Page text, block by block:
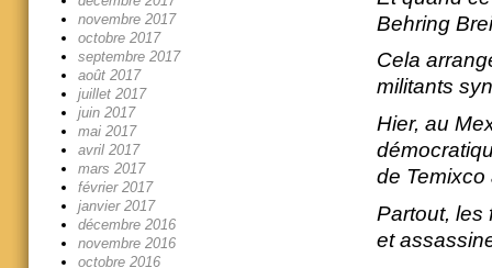
Behring
Cela
militants
Hier, au
de
Partout, les
et
novembre 2017
octobre 2017
septembre 2017
août 2017
juillet 2017
juin 2017
mai 2017
avril 2017
mars 2017
février 2017
janvier 2017
décembre 2016
novembre 2016
octobre 2016